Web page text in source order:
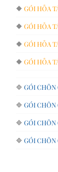
🔶 GÓI HỎA
🔶 GÓI HỎA
🔶 GÓI HỎA
🔶 GÓI HỎA
🔷 GÓI CHÔN
🔷 GÓI CHÔN
🔷 GÓI CHÔN
🔷 GÓI CHÔN